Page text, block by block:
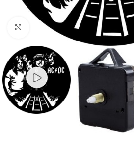
Нажмите, чтобы увеличить